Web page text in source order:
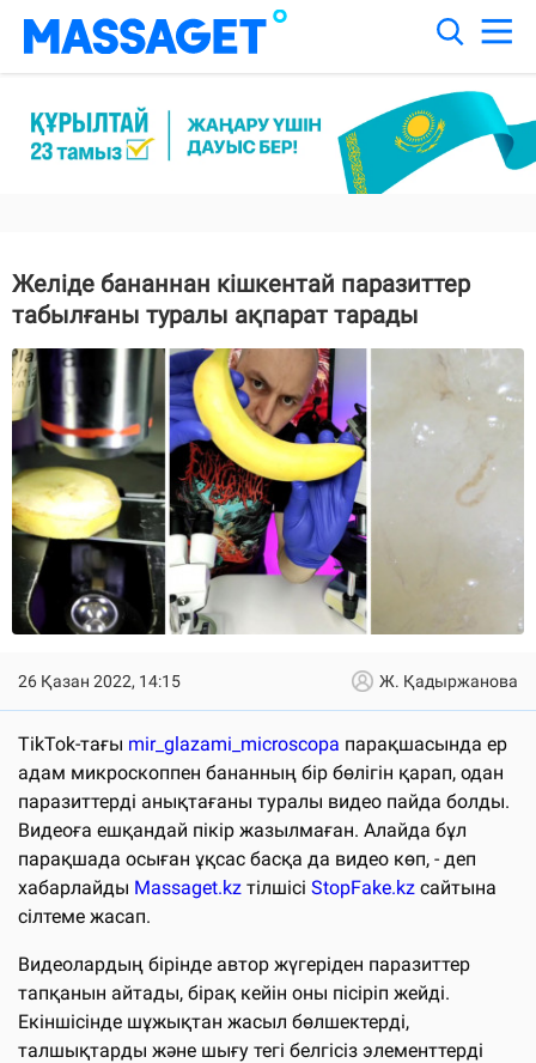
Желіде бананнан кішкентай паразиттер
табылғаны туралы ақпарат тарады
26 Қазан 2022, 14:15 Ж. Қадыржанова
TikTok-тағы mir_glazami_microscopa парақшасында ер
адам микроскоппен бананның бір бөлігін қарап, одан
паразиттерді анықтағаны туралы видео пайда болды.
Видеоға ешқандай пікір жазылмаған. Алайда бұл
парақшада осыған ұқсас басқа да видео көп, - деп
хабарлайды Massaget.kz тілшісі StopFake.kz сайтына
сілтеме жасап.
Видеолардың бірінде автор жүгеріден паразиттер
тапқанын айтады, бірақ кейін оны пісіріп жейді.
Екіншісінде шұжықтан жасыл бөлшектерді,
талшықтарды және шығу тегі белгісіз элементтерді